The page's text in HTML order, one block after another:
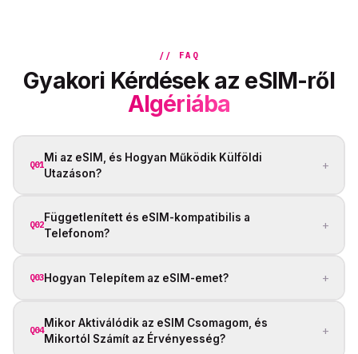
// FAQ
Gyakori Kérdések az eSIM-ről
Algériába
Q01
Mi az eSIM, és Hogyan Működik Külföldi
Utazáson?
+
Q02
Függetlenített és eSIM-kompatibilis a
Telefonom?
+
Q03Hogyan Telepítem az eSIM-emet? +
Q04
Mikor Aktiválódik az eSIM Csomagom, és
Mikortól Számít az Érvényesség?
+